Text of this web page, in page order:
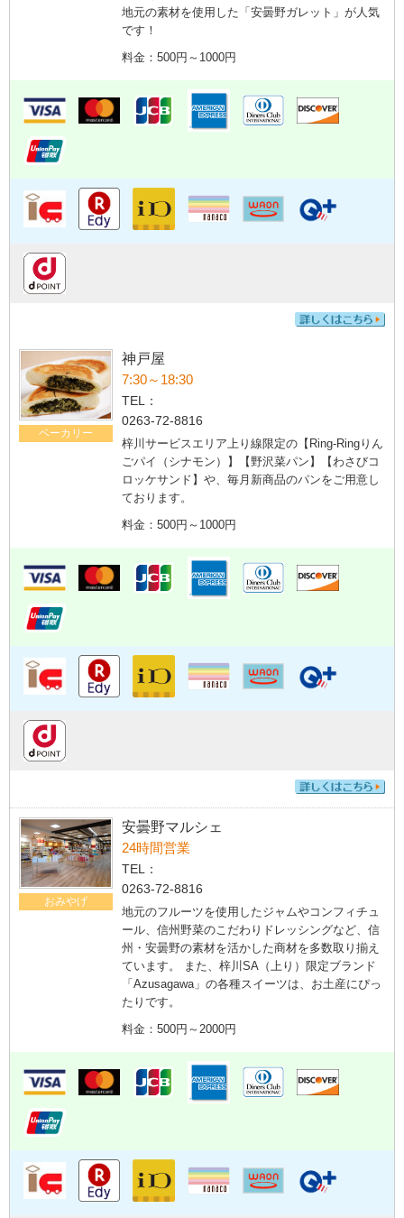
地元の素材を使用した「安曇野ガレット」が人気
です！
料金：500円～1000円
ベーカリー
神戸屋
7:30～18:30
TEL：
0263-72-8816
梓川サービスエリア上り線限定の【Ring-Ringりん
ごパイ（シナモン）】【野沢菜パン】【わさびコ
ロッケサンド】や、毎月新商品のパンをご用意し
ております。
料金：500円～1000円
おみやげ
安曇野マルシェ
24時間営業
TEL：
0263-72-8816
地元のフルーツを使用したジャムやコンフィチュ
ール、信州野菜のこだわりドレッシングなど、信
州・安曇野の素材を活かした商材を多数取り揃え
ています。 また、梓川SA（上り）限定ブランド
「Azusagawa」の各種スイーツは、お土産にぴっ
たりです。
料金：500円～2000円